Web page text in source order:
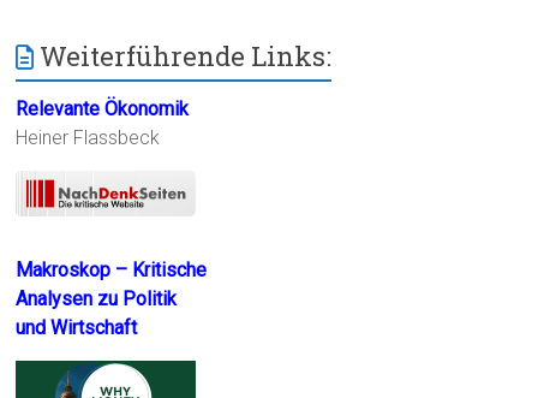
Weiterführende Links:
Relevante Ökonomik
Heiner Flassbeck
Makroskop – Kritische
Analysen zu Politik
und Wirtschaft